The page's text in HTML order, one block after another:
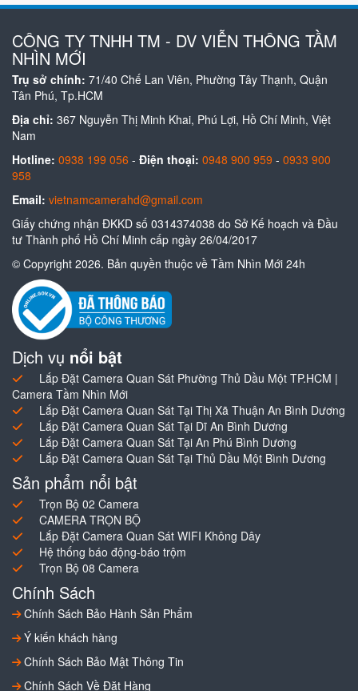
CÔNG TY TNHH TM - DV VIỄN THÔNG TẦM
NHÌN MỚI
Trụ sở chính: 71/40 Chế Lan Viên, Phường Tây Thạnh, Quận
Tân Phú, Tp.HCM
Địa chỉ: 367 Nguyễn Thị Minh Khai, Phú Lợi, Hồ Chí Minh, Việt
Nam
Hotline: 0938 199 056 - Điện thoại: 0948 900 959 - 0933 900
958
Email: vietnamcamerahd@gmail.com
Giấy chứng nhận ĐKKD số 0314374038 do Sở Kế hoạch và Đầu
tư Thành phố Hồ Chí Minh cấp ngày 26/04/2017
© Copyright 2026. Bản quyền thuộc về Tầm Nhìn Mới 24h
Dịch vụ nổi bật
Lắp Đặt Camera Quan Sát Phường Thủ Dầu Một TP.HCM |
Camera Tầm Nhìn Mới
Lắp Đặt Camera Quan Sát Tại Thị Xã Thuận An Bình Dương
Lắp Đặt Camera Quan Sát Tại Dĩ An Bình Dương
Lắp Đặt Camera Quan Sát Tại An Phú Bình Dương
Lắp Đặt Camera Quan Sát Tại Thủ Dầu Một Bình Dương
Sản phẩm nổi bật
Trọn Bộ 02 Camera
CAMERA TRỌN BỘ
Lắp Đặt Camera Quan Sát WIFI Không Dây
Hệ thống báo động-báo trộm
Trọn Bộ 08 Camera
Chính Sách
Chính Sách Bảo Hành Sản Phẩm
Ý kiến khách hàng
Chính Sách Bảo Mật Thông Tin
Chính Sách Về Đặt Hàng